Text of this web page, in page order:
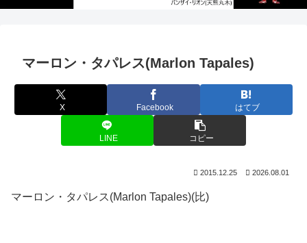
マーロン・タパレス(Marlon Tapales)
X Facebook はてブ
LINE コピー
2015.12.25 2026.08.01
マーロン・タパレス(Marlon Tapales)(比)